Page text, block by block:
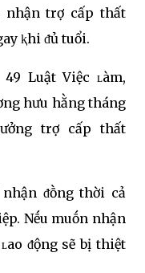
nhận trợ cấp thất
ⱪhi ᵭủ tuổi.
Luật Việc ʟàm,
hưu hằng tháng
trợ cấp thất
nhận ᵭṑng thời cả
Nḗu muṓn nhận
ᵭộng sẽ bị thiệt